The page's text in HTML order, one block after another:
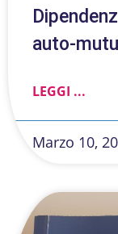
auto-
LEGGI ...
Marzo 10,